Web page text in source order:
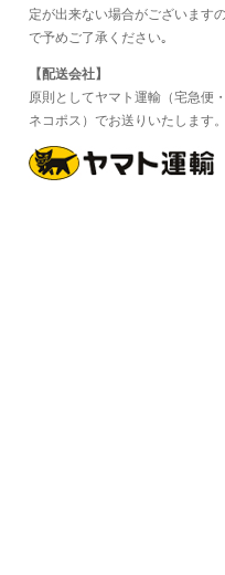
定が出来ない場合がございます
で予めご了承ください｡
【配送会社】
原則としてヤマト運輸（宅急便
ネコポス）でお送りいたします